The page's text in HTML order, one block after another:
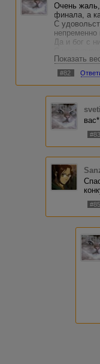
Очень
финала, а
С
непременно
Да и бог с
пишете, не
Показать
#82
#83
#85